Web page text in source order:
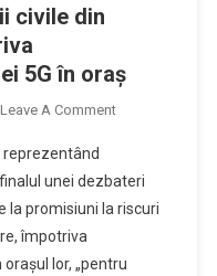
civile din
5G în oraş
Leave A CommentOn
Civile
Din
Au
reprezentând
unei dezbateri
la promisiuni la riscuri
împotriva
lor, „pentru